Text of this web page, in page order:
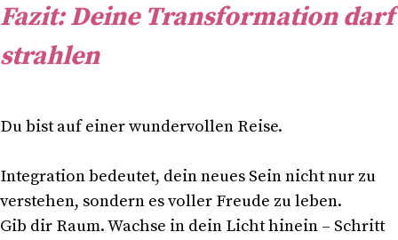
Fazit: Deine Transformation darf
strahlen
Du bist auf einer wundervollen Reise.
Integration bedeutet, dein neues Sein nicht nur zu
verstehen, sondern es voller Freude zu leben.
Gib dir Raum. Wachse in dein Licht hinein – Schritt